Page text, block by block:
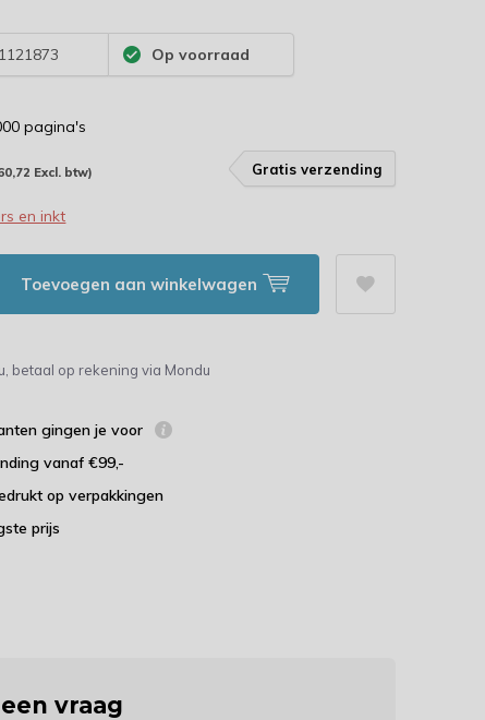
Op voorraad
pagina's
Excl. btw) Gratis verzending
en inkt
Toevoegen aan winkelwagen
betaal op rekening via Mondu
gingen je voor
vanaf €99,-
op verpakkingen
prijs
vraag